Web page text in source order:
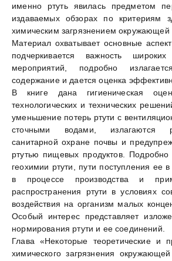
именно ртуть явилась предметом
издаваемых обзорах по критериям
химическим загрязнением окружающей
Материал охватывает основные
подчеркивается важность широких
мероприятий, подробно
содержание и дается оценка
В книге дана гигиеническая
технологических и технических
уменьшение потерь ртути с
сточными водами, излагаются
санитарной охране почвы и
ртутью пищевых продуктов.
геохимии ртути, пути поступления ее
в процессе производства и
распространения ртути в условиях
воздействия на организм малых
Особый интерес представляет
нормирования ртути и ее соединений.
Глава «Некоторые теоретические и
химического загрязнения